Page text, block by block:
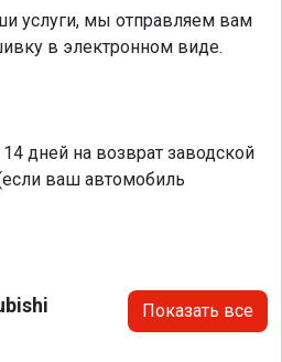
услуги, мы отправляем вам
в электронном виде.
дней на возврат заводской
ваш автомобиль
Показать все